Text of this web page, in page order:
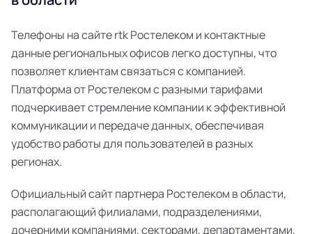
Телефоны на сайте rtk Ростелеком и контактные
данные региональных офисов легко доступны, что
позволяет клиентам связаться с компанией.
Платформа от Ростелеком с разными тарифами
подчеркивает стремление компании к эффективной
коммуникации и передаче данных, обеспечивая
удобство работы для пользователей в разных
регионах.
Официальный сайт партнера Ростелеком в области,
располагающий филиалами, подразделениями,
дочерними компаниями, секторами, департаментами,